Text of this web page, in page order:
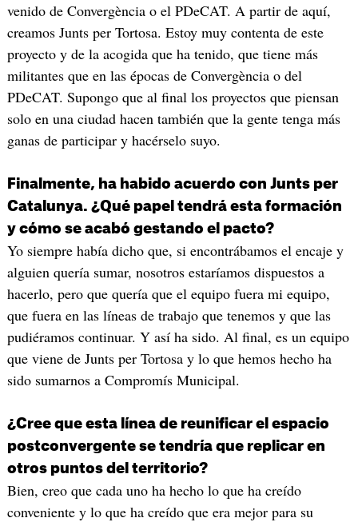
venido de Convergència o el PDeCAT. A partir de aquí,
creamos Junts per Tortosa. Estoy muy contenta de este
proyecto y de la acogida que ha tenido, que tiene más
militantes que en las épocas de Convergència o del
PDeCAT. Supongo que al final los proyectos que piensan
solo en una ciudad hacen también que la gente tenga más
ganas de participar y hacérselo suyo.
Finalmente, ha habido acuerdo con Junts per
Catalunya. ¿Qué papel tendrá esta formación
y cómo se acabó gestando el pacto?
Yo siempre había dicho que, si encontrábamos el encaje y
alguien quería sumar, nosotros estaríamos dispuestos a
hacerlo, pero que quería que el equipo fuera mi equipo,
que fuera en las líneas de trabajo que tenemos y que las
pudiéramos continuar. Y así ha sido. Al final, es un equipo
que viene de Junts per Tortosa y lo que hemos hecho ha
sido sumarnos a Compromís Municipal.
¿Cree que esta línea de reunificar el espacio
postconvergente se tendría que replicar en
otros puntos del territorio?
Bien, creo que cada uno ha hecho lo que ha creído
conveniente y lo que ha creído que era mejor para su